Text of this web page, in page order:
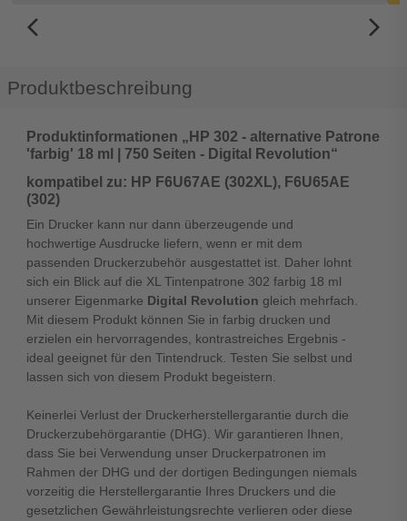
arrow_back_ios_new arrow_forward_ios
Produktbeschreibung
Produktinformationen „HP 302 - alternative Patrone
'farbig' 18 ml | 750 Seiten - Digital Revolution“
kompatibel zu: HP F6U67AE (302XL), F6U65AE
(302)
Ein Drucker kann nur dann überzeugende und
hochwertige Ausdrucke liefern, wenn er mit dem
passenden Druckerzubehör ausgestattet ist. Daher lohnt
sich ein Blick auf die XL Tintenpatrone 302 farbig 18 ml
unserer Eigenmarke Digital Revolution gleich mehrfach.
Mit diesem Produkt können Sie in farbig drucken und
erzielen ein hervorragendes, kontrastreiches Ergebnis -
ideal geeignet für den Tintendruck. Testen Sie selbst und
lassen sich von diesem Produkt begeistern.
Keinerlei Verlust der Druckerherstellergarantie durch die
Druckerzubehörgarantie (DHG). Wir garantieren Ihnen,
dass Sie bei Verwendung unser Druckerpatronen im
Rahmen der DHG und der dortigen Bedingungen niemals
vorzeitig die Herstellergarantie Ihres Druckers und die
gesetzlichen Gewährleistungsrechte verlieren oder diese